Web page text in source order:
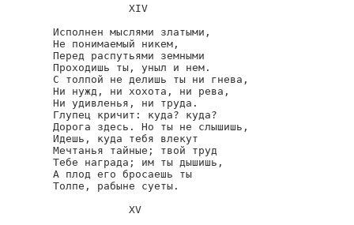
            XIV
Исполнен мыслями златыми,
Не понимаемый никем,
Перед распутьями земными
Проходишь ты, уныл и нем.
С толпой не делишь ты ни гнева,
Ни нужд, ни хохота, ни рева,
Ни удивленья, ни труда.
Глупец кричит: куда? куда?
Дорога здесь. Но ты не слышишь,
Идешь, куда тебя влекут
Мечтанья тайные; твой труд
Тебе награда; им ты дышишь,
А плод его бросаешь ты
Толпе, рабыне суеты.
            XV